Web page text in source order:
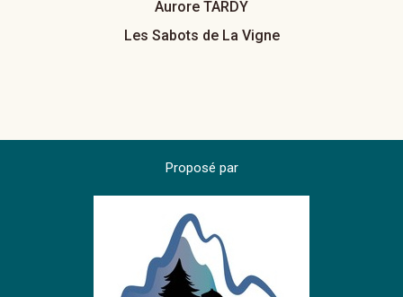
Aurore TARDY
Les Sabots de La Vigne
Proposé par